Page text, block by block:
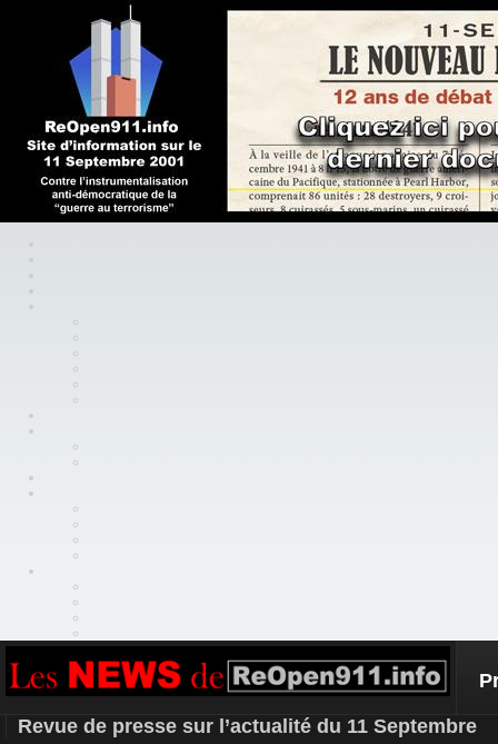
Revue de presse sur l’actualité du 11 Septembre